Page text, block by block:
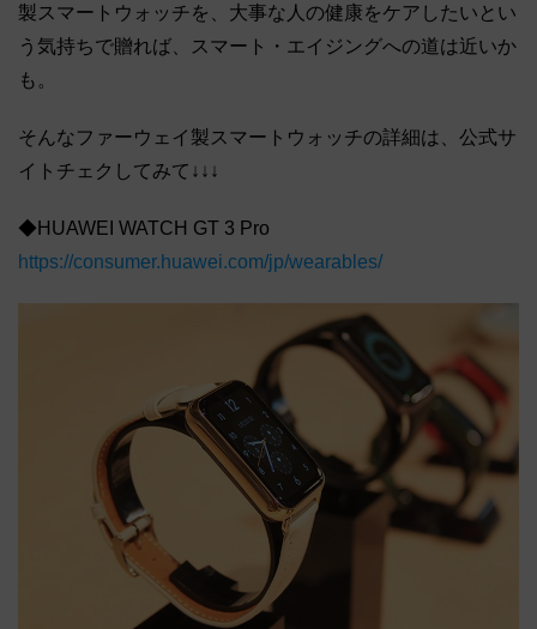
製スマートウォッチを、大事な人の健康をケアしたいとい
う気持ちで贈れば、スマート・エイジングへの道は近いか
も。
そんなファーウェイ製スマートウォッチの詳細は、公式サ
イトチェクしてみて↓↓↓
◆HUAWEI WATCH GT 3 Pro
https://consumer.huawei.com/jp/wearables/